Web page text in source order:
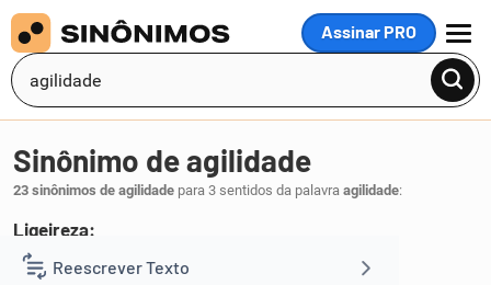
Assinar PRO
MENU
Reescrever Texto
Sinônimo de agilidade
23 sinônimos de agilidade para 3 sentidos da palavra agilidade:
Ligeireza:
1 lepidez,celeridade leveza